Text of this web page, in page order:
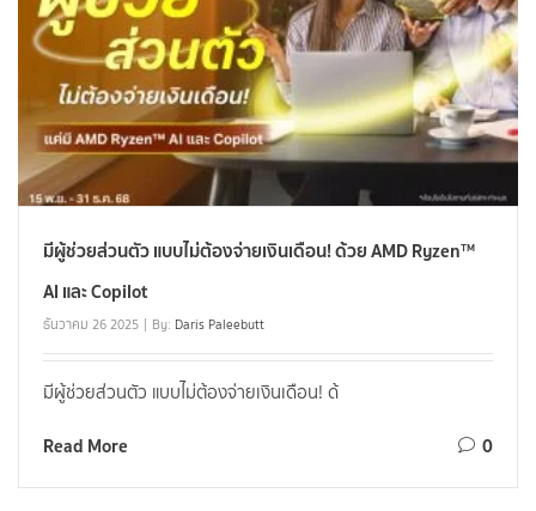
มีผู้ช่วยส่วนตัว แบบไม่ต้องจ่ายเงินเดือน! ด้วย AMD Ryzen™
AI และ Copilot
ธันวาคม 26 2025 By: Daris Paleebutt
มีผู้ช่วยส่วนตัว แบบไม่ต้องจ่ายเงินเดือน! ด้
Read More 0